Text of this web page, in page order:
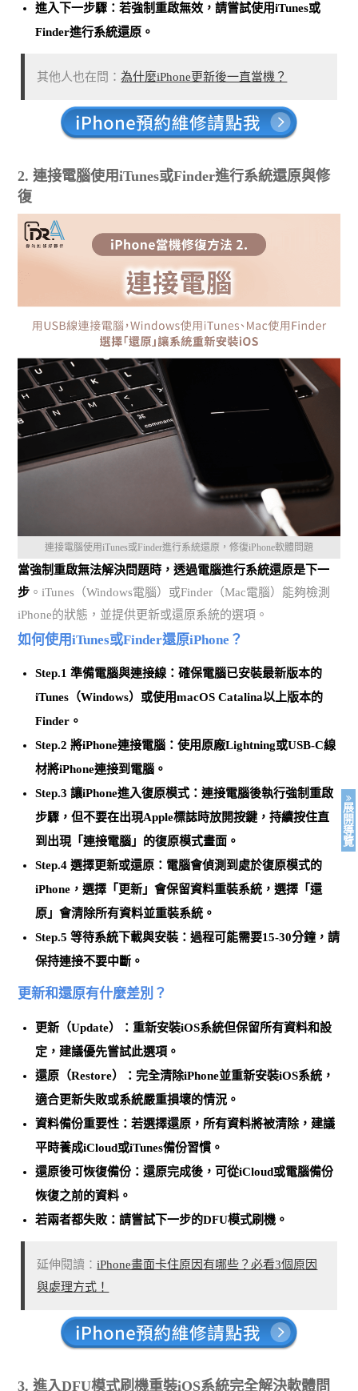
進入下一步驟 ：若強制重啟無效，請嘗試使用iTunes或
Finder進行系統還原。
其他人也在問：為什麼iPhone更新後一直當機？
2. 連接電腦使用iTunes或Finder進行系統還原與修
復
連接電腦使用iTunes或Finder進行系統還原，修復iPhone軟體問題
當強制重啟無法解決問題時，透過電腦進行系統還原是下一
步 。iTunes（Windows電腦）或Finder（Mac電腦）能夠檢測
iPhone的狀態，並提供更新或還原系統的選項。
如何使用iTunes或Finder還原iPhone？
Step.1 準備電腦與連接線 ：確保電腦已安裝最新版本的
iTunes（Windows）或使用macOS Catalina以上版本的
Finder。
Step.2 將iPhone連接電腦 ：使用原廠Lightning或USB-C線
材將iPhone連接到電腦。
Step.3 讓iPhone進入復原模式 ：連接電腦後執行強制重啟
步驟，但不要在出現Apple標誌時放開按鍵，持續按住直
到出現「連接電腦」的復原模式畫面。
Step.4 選擇更新或還原 ：電腦會偵測到處於復原模式的
iPhone，選擇「更新」會保留資料重裝系統，選擇「還
原」會清除所有資料並重裝系統。
Step.5 等待系統下載與安裝 ：過程可能需要15-30分鐘，請
保持連接不要中斷。
更新和還原有什麼差別？
更新（Update）
：重新安裝iOS系統但保留所有資料和設
定，建議優先嘗試此選項。
還原（Restore）
：完全清除iPhone並重新安裝iOS系統，
適合更新失敗或系統嚴重損壞的情況。
資料備份重要性 ：若選擇還原，所有資料將被清除，建議
平時養成iCloud或iTunes備份習慣。
還原後可恢復備份 ：還原完成後，可從iCloud或電腦備份
恢復之前的資料。
若兩者都失敗 ：請嘗試下一步的DFU模式刷機。
延伸閱讀：iPhone畫面卡住原因有哪些？必看3個原因
與處理方式！
3. 進入DFU模式刷機重裝iOS系統完全解決軟體問
展
開
導
覽